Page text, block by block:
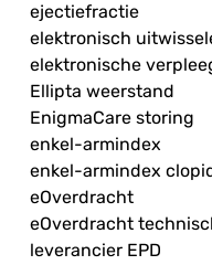
ejectiefractie
elektronisch
elektronische
Ellipta weerstand
EnigmaCare storing
enkel-armindex
enkel-armindex
eOverdracht
eOverdracht
leverancier EPD